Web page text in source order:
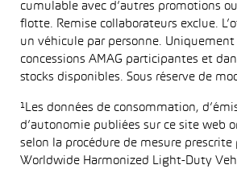
cumulable avec d’autres promotions
flotte. Remise collaborateurs exclue.
un véhicule par personne. Uniquement
concessions AMAG participantes et
stocks disponibles. Sous réserve de
¹Les données de consommation,
d’autonomie publiées sur ce site web
selon la procédure de mesure prescrite
Worldwide Harmonized Light-Duty